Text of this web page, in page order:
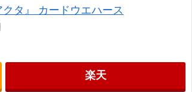
タ』 カードウエハース
楽天